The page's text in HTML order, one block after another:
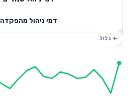
דמי ניהול מהפקדה